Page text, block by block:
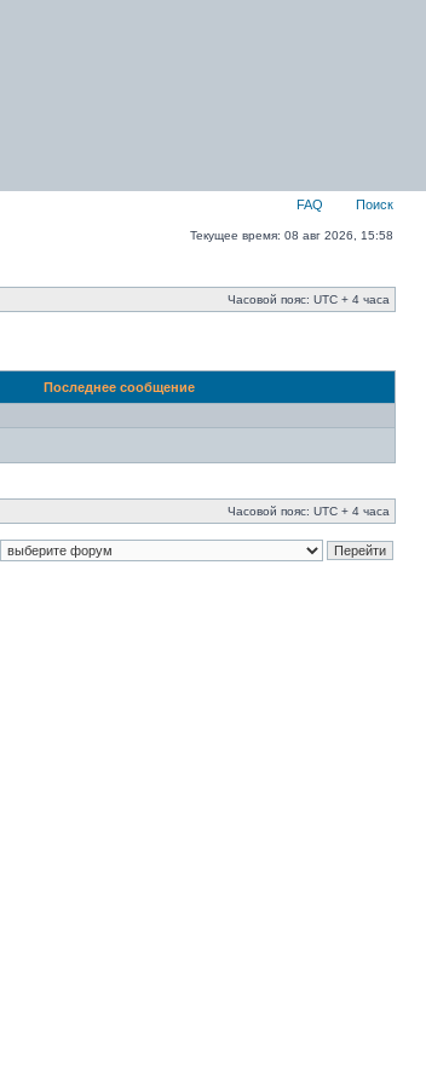
FAQ Поиск
Текущее время: 08 авг 2026, 15:58
Часовой пояс: UTC + 4 часа
Последнее сообщение
Часовой пояс: UTC + 4 часа